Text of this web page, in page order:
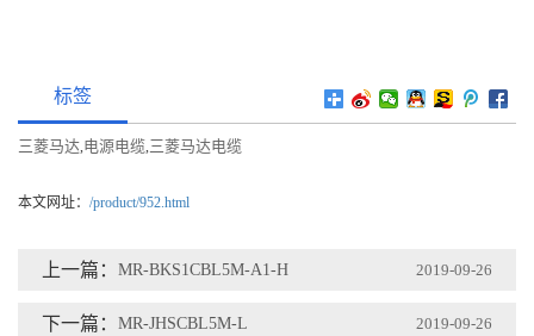
标签
三菱马达 电源电缆 三菱马达电缆
本文网址： /product/952.html
上一篇： MR-BKS1CBL5M-A1-H 2019-09-26
下一篇： MR-JHSCBL5M-L 2019-09-26